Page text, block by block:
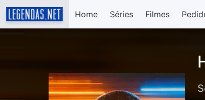
Home Séries Filmes